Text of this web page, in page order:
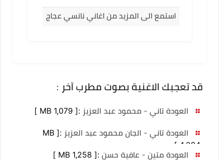
استمع الى المزيد من اغاني نانسي عجاج
قد تعجبك الاغنية بصوت مطرب آخر :
العودة تاني - محمود عبد العزيز :
[ MB 1,079 ]
العودة تاني - الجان محمود عبد العزيز :
[ MB
4,284 ]
العودة متين - عافية حسن :
[ MB 1,258 ]